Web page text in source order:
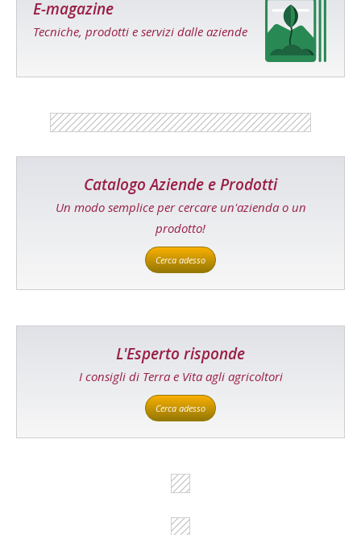
E-magazine
Tecniche, prodotti e servizi dalle aziende
Catalogo Aziende e Prodotti
Un modo semplice per cercare un'azienda o un
prodotto!
Cerca adesso
L'Esperto risponde
I consigli di Terra e Vita agli agricoltori
Cerca adesso